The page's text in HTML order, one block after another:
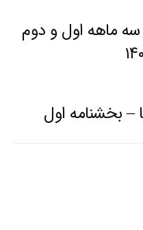
ماهه اول و دوم